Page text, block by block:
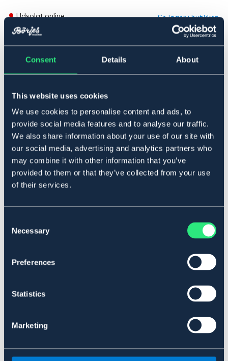
Consent Details About
This website uses cookies
We use cookies to personalise content and ads, to
provide social media features and to analyse our traffic.
We also share information about your use of our site with
our social media, advertising and analytics partners who
may combine it with other information that you’ve
provided to them or that they’ve collected from your use
of their services.
Selection
Necessary
Preferences
Statistics
Marketing
Udsolgt online Se lager i butikken
Beskrivelse
Energirigt tilskudsfoder til arbejdsheste, som er rigt på
et middelhøjt niveau. Fodr altid med grovfoder inden
kraftfoder, og opdel gerne kraftfoderet i flere
fodringsintervaller dagligt. Mere info: krafft.nu
SÆLGES KUN I BUTIK
Se lager i butikken
Anmeldelser
About the brand